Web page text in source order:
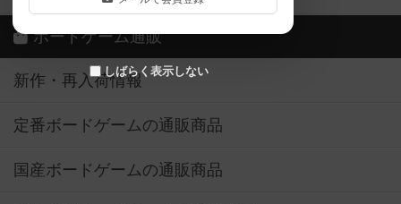
しばらく表示しない
ボードゲーム通販
新作・再入荷情報
定番ボードゲームの通販商品
国産ボードゲームの通販商品